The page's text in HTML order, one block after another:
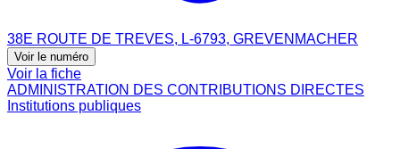
38E ROUTE DE TREVES, L-6793, GREVENMACHER
Voir le numéro
Voir la fiche
ADMINISTRATION DES CONTRIBUTIONS DIRECTES
Institutions publiques